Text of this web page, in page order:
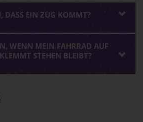
DASS EIN ZUG KOMMT?
WENN MEIN FAHRRAD AUF
STEHEN BLEIBT?